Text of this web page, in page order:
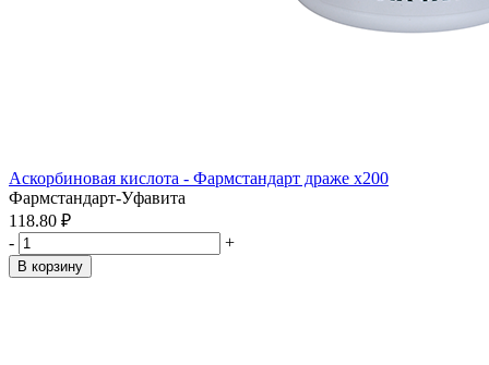
Аскорбиновая кислота - Фармстандарт драже x200
Фармстандарт-Уфавита
118.80 ₽
-
+
В корзину